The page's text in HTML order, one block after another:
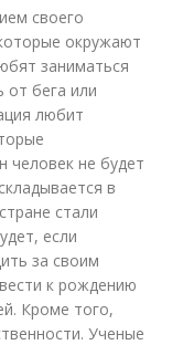
своего
окружают
заниматься
от бега или
любит
человек не будет
в
стали
если
за своим
к рождению
Кроме того,
Ученые